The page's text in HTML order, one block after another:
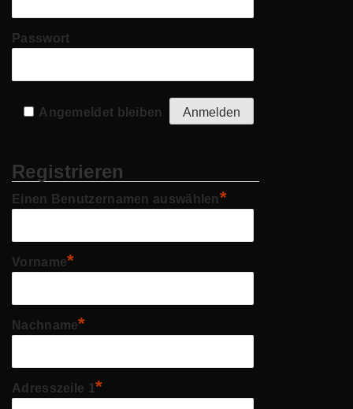
Passwort
Angemeldet bleiben
Registrieren
Einen Benutzernamen auswählen*
Vorname*
Nachname*
Adresszeile 1 *